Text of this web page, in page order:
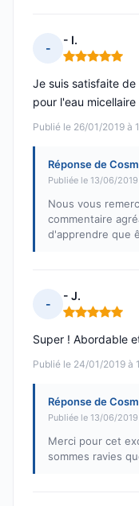
-
- I.
Note : 5 sur 5
Publié le 26/01/2019 à
Je suis satisfaite
pour l'eau
Réponse de
Publiée le 13/06/2019
Nous vous
commentaire
d'apprendre que
-
- J.
Note : 5 sur 5
Publié le 24/01/2019 à
Super ! Abordable
Réponse de
Publiée le 13/06/2019
Merci pour cet
sommes ravies